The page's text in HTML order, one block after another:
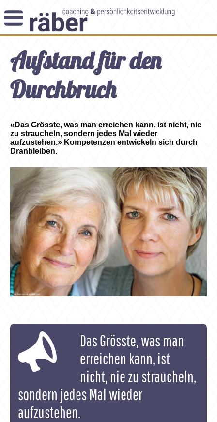
Themenblog
Angebot
Coaching-Impulse
Das Enneagramm
Arbeitsweise
Andreas Räber
Aufstand für den
Durchbruch
«Das Grösste, was man erreichen kann, ist nicht, nie
zu straucheln, sondern jedes Mal wieder
aufzustehen.» Kompetenzen entwickeln sich durch
Dranbleiben.
Das Grösste, was man
erreichen kann, ist
nicht, nie zu straucheln,
sondern jedes Mal wieder
aufzustehen.